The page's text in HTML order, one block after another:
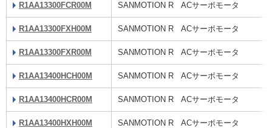
R1AA13300FCR00M SANMOTION R ACサーボモータ
R1AA13300FXH00M SANMOTION R ACサーボモータ
R1AA13300FXR00M SANMOTION R ACサーボモータ
R1AA13400HCH00M SANMOTION R ACサーボモータ
R1AA13400HCR00M SANMOTION R ACサーボモータ
R1AA13400HXH00M SANMOTION R ACサーボモータ